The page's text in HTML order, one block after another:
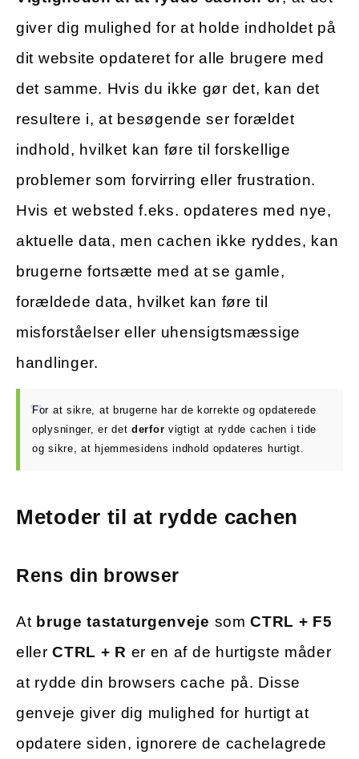
giver dig mulighed for at holde indholdet på
dit website opdateret for alle brugere med
det samme. Hvis du ikke gør det, kan det
resultere i, at besøgende ser forældet
indhold, hvilket kan føre til forskellige
problemer som forvirring eller frustration.
Hvis et websted f.eks. opdateres med nye,
aktuelle data, men cachen ikke ryddes, kan
brugerne fortsætte med at se gamle,
forældede data, hvilket kan føre til
misforståelser eller uhensigtsmæssige
handlinger.
For at sikre, at brugerne har de korrekte og opdaterede
oplysninger, er det derfor vigtigt at rydde cachen i tide
og sikre, at hjemmesidens indhold opdateres hurtigt.
Metoder til at rydde cachen
Rens din browser
At bruge tastaturgenveje somCTRL + F5
ellerCTRL + R er en af de hurtigste måder
at rydde din browsers cache på. Disse
genveje giver dig mulighed for hurtigt at
opdatere siden, ignorere de cachelagrede